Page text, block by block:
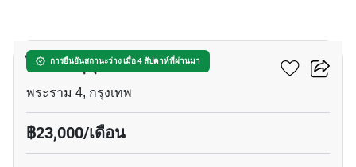
การยืนยันสถานะว่าง เมื่อ 4 สัปดาห์ที่ผ่านมา
ไอดีโอ สุขุมวิท - พระราม 4
พระราม 4, กรุงเทพ
฿23,000/เดือน